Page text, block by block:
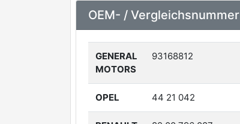
OEM- /
GENERAL
MOTORS
93168812
OPEL 44 21 042